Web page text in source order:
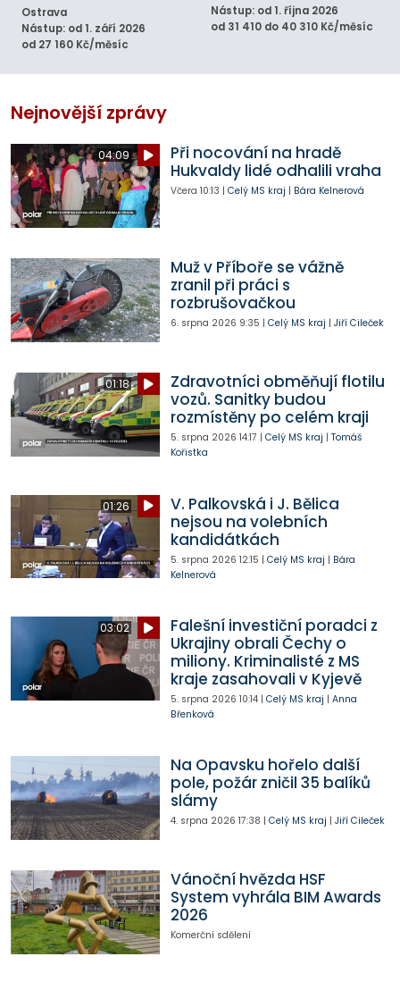
Ostrava
Nástup: od 1. září 2026
od 27 160 Kč/měsíc
Nástup: od 1. října 2026
od 31 410 do 40 310 Kč/měsíc
Nejnovější zprávy
04:09
Při nocování na hradě
Hukvaldy lidé odhalili vraha
Včera 10:13 | Celý MS kraj | Bára Kelnerová
Muž v Příboře se vážně
zranil při práci s
rozbrušovačkou
6. srpna 2026 9:35 | Celý MS kraj | Jiří Cileček
01:18
Zdravotníci obměňují flotilu
vozů. Sanitky budou
rozmístěny po celém kraji
5. srpna 2026 14:17 | Celý MS kraj | Tomáš
Kořistka
01:26
V. Palkovská i J. Bělica
nejsou na volebních
kandidátkách
5. srpna 2026 12:15 | Celý MS kraj | Bára
Kelnerová
03:02
Falešní investiční poradci z
Ukrajiny obrali Čechy o
miliony. Kriminalisté z MS
kraje zasahovali v Kyjevě
5. srpna 2026 10:14| Celý MS kraj | Anna
Břenková
Na Opavsku hořelo další
pole, požár zničil 35 balíků
slámy
4. srpna 2026 17:38 | Celý MS kraj | Jiří Cileček
Vánoční hvězda HSF
System vyhrála BIM Awards
2026
Komerční sdělení